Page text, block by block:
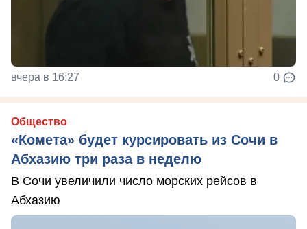
вчера в 16:27 0
Общество
«Комета» будет курсировать из Сочи в
Абхазию три раза в неделю
В Сочи увеличили число морских рейсов в
Абхазию